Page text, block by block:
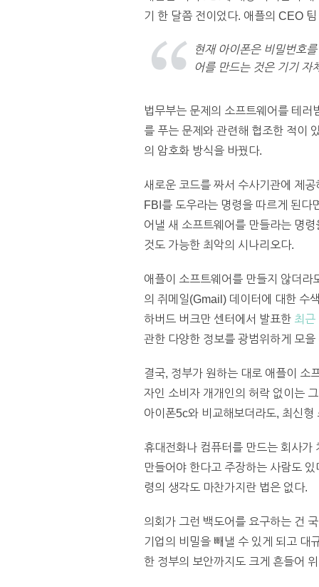
기 한 달쯤 전이었다. 애플의 CEO
현재 아이폰은 비밀번호
어를 만드는 것은 기기 자
법무부는 문제의 소프트웨어를 테
를 푸는 문제와 관련해 협조한 적이
의 암호화 방식을 바꿨다.
새로운 코드를 짜서 수사기관에 제
FBI를 도우라는 명령을 따르게 된다
어낼 새 소프트웨어를 만들라는 명
것도 가능한 최악의 시나리오다.
애플이 소프트웨어를 만들지 않더
의 쥐메일(Gmail) 데이터에 대한 수
하버드 버크만 센터에서 발표한 최근
관한 다양한 정보를 광범위하게 모을
결국, 정부가 원하는 대로 애플이 소
자인 소비자 개개인의 허락 없이는
아이폰5c와 비교해보더라도, 최신
휴대전화나 컴퓨터를 만드는 회사가
만들어야 한다고 주장하는 사람도
령의 생각도 마찬가지란 법은 없다.
의회가 그런 백도어를 요구하는 건
기업의 비밀을 빼낼 수 있게 되고 대
한 정부의 보안까지도 크게 흔들어